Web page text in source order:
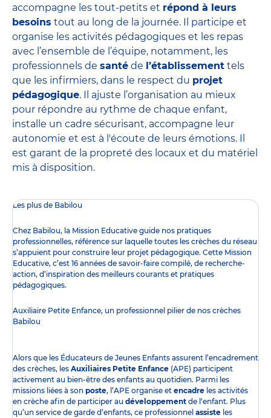
accompagne les tout-petits et répond à leurs
besoins tout au long de la journée. Il participe et
organise les activités pédagogiques et les repas
avec l’ensemble de l’équipe, notamment, les
professionnels de santé de l’établissement tels
que les infirmiers, dans le respect du projet
pédagogique. Il ajuste l’organisation au mieux
pour répondre au rythme de chaque enfant,
installe un cadre sécurisant, accompagne leur
autonomie et est à l'écoute de leurs émotions. Il
est garant de la propreté des locaux et du matériel
mis à disposition.
Les plus de Babilou
Chez Babilou, la Mission Educative guide nos pratiques
professionnelles, référence sur laquelle toutes les crèches du réseau
s’appuient pour construire leur projet pédagogique. Cette Mission
Educative, c’est 16 années de savoir-faire compilé, de recherche-
action, d’inspiration des meilleurs courants et pratiques
pédagogiques.
Auxiliaire Petite Enfance, un professionnel pilier de nos crèches
Babilou
Alors que les Éducateurs de Jeunes Enfants assurent l’encadrement
des crèches, les Auxiliaires Petite Enfance (APE) participent
activement au bien-être des enfants au quotidien. Parmi les
missions liées à son poste, l’APE organise et encadre les activités
en crèche afin de participer au développement de l‘enfant. Plus
qu’un service de garde d’enfants, ce professionnel assiste les